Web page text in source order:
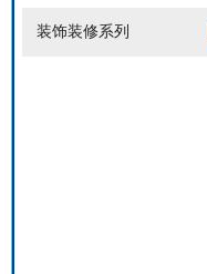
装饰装修系列